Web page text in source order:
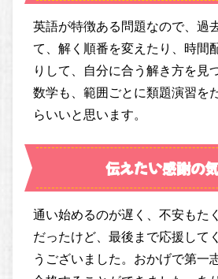
英語が特徴ある問題なので、過
て、解く順番を変えたり、時間
りして、自分に合う解き方を見
数学も、範囲ごとに類題演習を
らいいと思います。
伝えたい感謝の
通い始めるのが遅く、不安もた
だったけど、最後まで応援して
うございました。おかげで第一